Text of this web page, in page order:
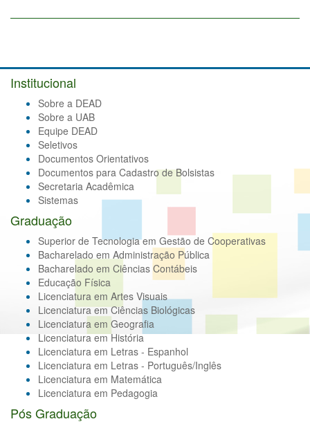
Institucional
Sobre a DEAD
Sobre a UAB
Equipe DEAD
Seletivos
Documentos Orientativos
Documentos para Cadastro de Bolsistas
Secretaria Acadêmica
Sistemas
Graduação
Superior de Tecnologia em Gestão de Cooperativas
Bacharelado em Administração Pública
Bacharelado em Ciências Contábeis
Educação Física
Licenciatura em Artes Visuais
Licenciatura em Ciências Biológicas
Licenciatura em Geografia
Licenciatura em História
Licenciatura em Letras - Espanhol
Licenciatura em Letras - Português/Inglês
Licenciatura em Matemática
Licenciatura em Pedagogia
Pós Graduação